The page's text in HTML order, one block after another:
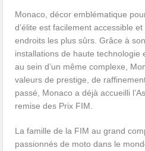
Monaco, décor emblématique
d’élite est facilement accessible
endroits les plus sûrs. Grâce à
installations de haute technologie
au sein d’un même complexe,
valeurs de prestige, de
passé, Monaco a déjà accueilli
remise des Prix FIM.
La famille de la FIM au grand
passionnés de moto dans le